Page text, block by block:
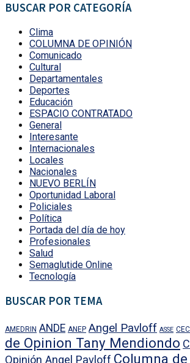
BUSCAR POR CATEGORÍA
Clima
COLUMNA DE OPINIÓN
Comunicado
Cultural
Departamentales
Deportes
Educación
ESPACIO CONTRATADO
General
Interesante
Internacionales
Locales
Nacionales
NUEVO BERLÍN
Oportunidad Laboral
Policiales
Política
Portada del día de hoy
Profesionales
Salud
Semaglutide Online
Tecnología
BUSCAR POR TEMA
AMEDRIN ANDE ANEP Angel Pavloff ASSE
de Opinion Tany Mendiondo
Opinión Angel Pavloff Columna